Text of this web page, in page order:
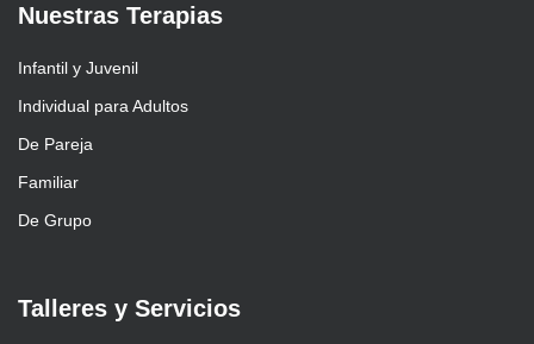
Nuestras Terapias
Infantil y Juvenil
Individual para Adultos
De Pareja
Familiar
De Grupo
Talleres y Servicios